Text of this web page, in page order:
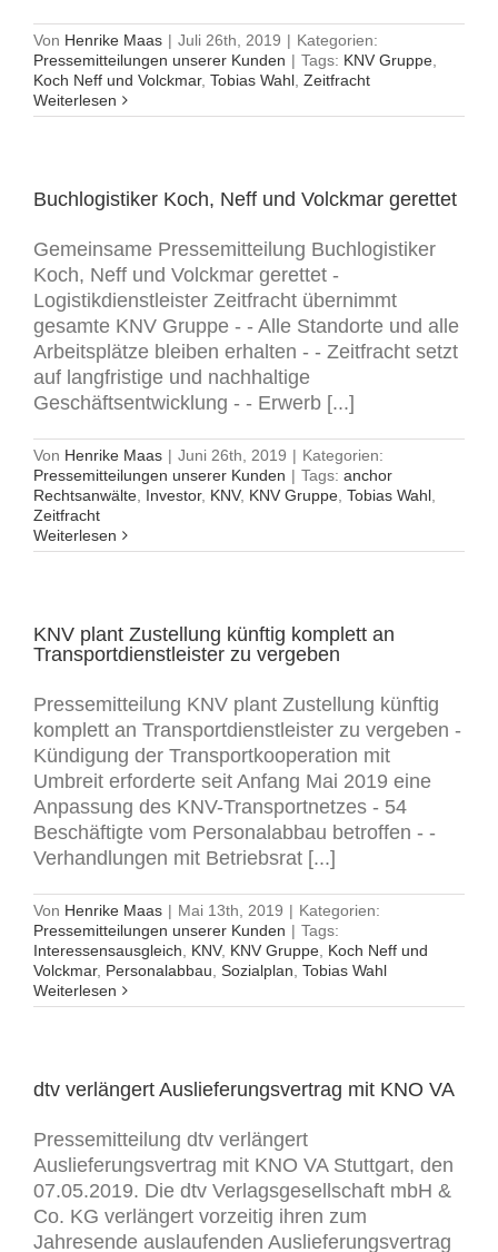
Von Henrike Maas | Juli 26th, 2019 | Kategorien:
Pressemitteilungen unserer Kunden | Tags: KNV Gruppe
Koch Neff und Volckmar, Tobias Wahl Zeitfracht
Weiterlesen
Buchlogistiker Koch, Neff und Volckmar gerettet
Gemeinsame Pressemitteilung Buchlogistiker
Koch, Neff und Volckmar gerettet -
Logistikdienstleister Zeitfracht übernimmt
gesamte KNV Gruppe - - Alle Standorte und alle
Arbeitsplätze bleiben erhalten - - Zeitfracht setzt
auf langfristige und nachhaltige
Geschäftsentwicklung - - Erwerb [...]
Von Henrike Maas | Juni 26th, 2019 | Kategorien:
Pressemitteilungen unserer Kunden | Tags: anchor
Rechtsanwälte Investor, KNV, KNV Gruppe Tobias Wahl
Zeitfracht
Weiterlesen
KNV plant Zustellung künftig komplett an
Transportdienstleister zu vergeben
Pressemitteilung KNV plant Zustellung künftig
komplett an Transportdienstleister zu vergeben -
Kündigung der Transportkooperation mit
Umbreit erforderte seit Anfang Mai 2019 eine
Anpassung des KNV-Transportnetzes - 54
Beschäftigte vom Personalabbau betroffen - -
Verhandlungen mit Betriebsrat [...]
Von Henrike Maas | Mai 13th, 2019 | Kategorien:
Pressemitteilungen unserer Kunden | Tags:
Interessensausgleich
KNV, KNV Gruppe Koch Neff und
Volckmar, Personalabbau Sozialplan Tobias Wahl
Weiterlesen
dtv verlängert Auslieferungsvertrag mit KNO VA
Pressemitteilung dtv verlängert
Auslieferungsvertrag mit KNO VA Stuttgart, den
07.05.2019. Die dtv Verlagsgesellschaft mbH &
Co. KG verlängert vorzeitig ihren zum
Jahresende auslaufenden Auslieferungsvertrag